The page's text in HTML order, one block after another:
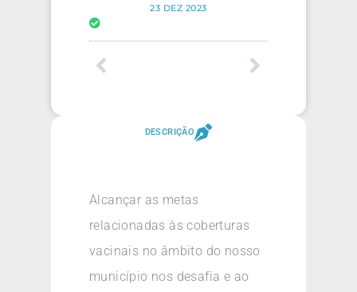
23 DEZ 2023
DESCRIÇÃO
Alcançar as metas
relacionadas às coberturas
vacinais no âmbito do nosso
município nos desafia e ao